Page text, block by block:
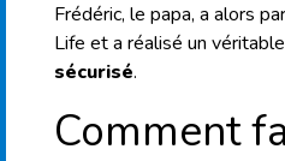
Frédéric, le papa, a alors
Life et a réalisé un véritable
sécurisé.
Comment